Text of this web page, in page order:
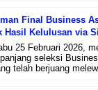
Final Business
Hasil Kelulusan via
25 Februari 2026,
seleksi
telah berjuang